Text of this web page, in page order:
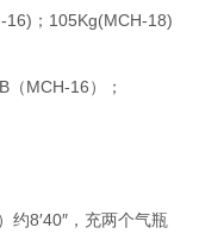
16)；105Kg(MCH-18)
MCH-16）；
8′40″，充两个气瓶